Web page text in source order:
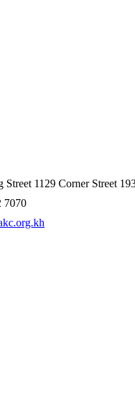
Street 1129 Corner Street
7070